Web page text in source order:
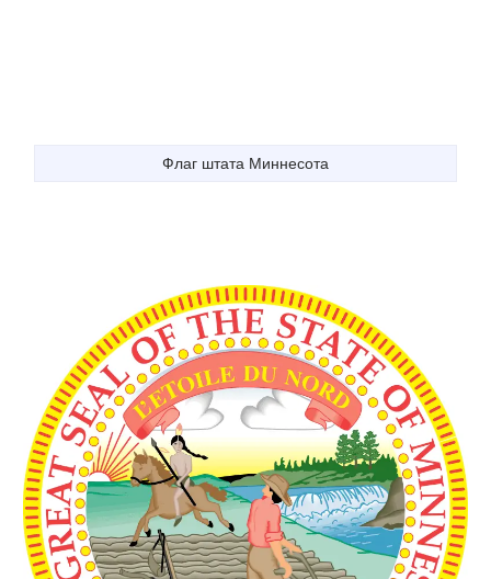
Флаг штата Миннесота